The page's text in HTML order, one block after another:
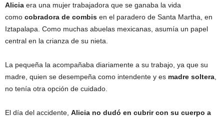
Alicia era una mujer trabajadora que se ganaba la vida
como cobradora de combis en el paradero de Santa Martha, en
Iztapalapa. Como muchas abuelas mexicanas, asumía un papel
central en la crianza de su nieta.
La pequeña la acompañaba diariamente a su trabajo, ya que su
madre, quien se desempeña como intendente y es madre soltera
no tenía otra opción de cuidado.
El día del accidente, Alicia no dudó en cubrir con su cuerpo a